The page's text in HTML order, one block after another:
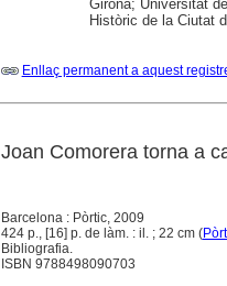
Girona; Universitat
Històric de la Ciutat
Enllaç permanent a aquest
Joan Comorera torna a
Barcelona : Pòrtic, 2009
424 p., [16] p. de làm. : il. ; 22 cm (
Bibliografia.
ISBN 9788498090703